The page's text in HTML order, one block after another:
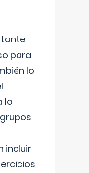
para
lo
lo
incluir